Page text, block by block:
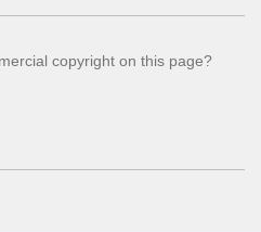
copyright on this page?